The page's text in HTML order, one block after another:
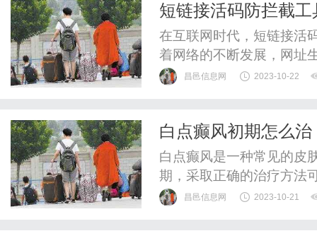
短链接活码防拦截
在互联网时代，短链接活
着网络的不断发展，网址
能够美化网址，还能够提
费生成工具应运而生。短
昌邑信息网 2023-10-22
白点癫风初期怎么治
白点癫风是一种常见的皮
期，采取正确的治疗方法
本文将介绍一些治疗白点
昌邑信息网 2023-10-21